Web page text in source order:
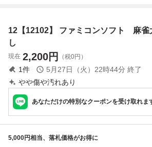
箱、説明書
12【12102】 ファミコンソフト 麻雀
し
現在 2,200円 （税0円）
1件 5月27日（火）22時44分 終了
やや傷や汚れあり
あなただけの特別なクーポンを受け取れま
5,000円相当、落札価格がお得に